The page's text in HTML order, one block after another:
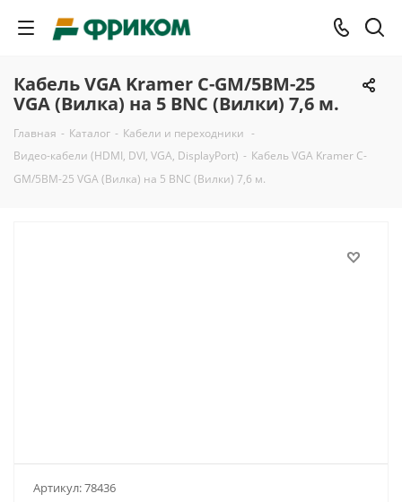
Кабель VGA Kramer C-GM/5BM-25
VGA (Вилка) на 5 BNC (Вилки) 7,6 м.
Главная - Каталог - Кабели и переходники -
Видео-кабели (HDMI, DVI, VGA, DisplayPort) - Кабель VGA Kramer C-
GM/5BM-25 VGA (Вилка) на 5 BNC (Вилки) 7,6 м.
Артикул:78436